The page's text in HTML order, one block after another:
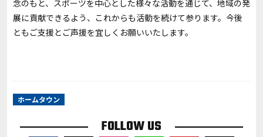
念のもと、スポーツを中心とした様々な活動を通じて、地域の発
展に貢献できるよう、これからも活動を続けて参ります。今後
ともご支援とご声援を宜しくお願いいたします。
ホームタウン
FOLLOW US